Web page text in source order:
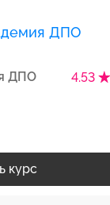
ДПО 4.53
курс